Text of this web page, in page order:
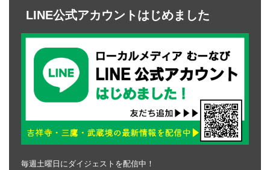
LINE公式アカウントはじめました
毎週土曜日にダイジェストを配信中！